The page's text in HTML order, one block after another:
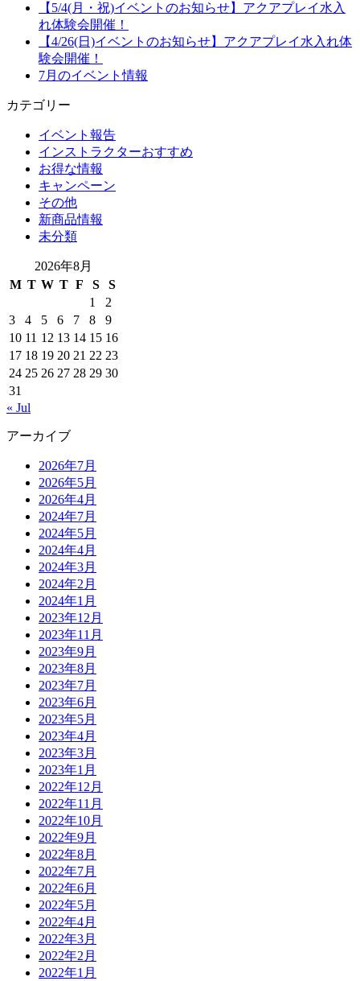
【5/4(月・祝)イベントのお知らせ】アクアプレイ水入
れ体験会開催！
【4/26(日)イベントのお知らせ】アクアプレイ水入れ体
験会開催！
7月のイベント情報
カテゴリー
イベント報告
インストラクターおすすめ
お得な情報
キャンペーン
その他
新商品情報
未分類
2026年8月
M T W T F S
S
1
2
3
4 5 6 7 8
9
10 11 12 13 14 15 16
17 18 19 20 21 22 23
24 25 26 27 28 29 30
31
« Jul
アーカイブ
2026年7月
2026年5月
2026年4月
2024年7月
2024年5月
2024年4月
2024年3月
2024年2月
2024年1月
2023年12月
2023年11月
2023年9月
2023年8月
2023年7月
2023年6月
2023年5月
2023年4月
2023年3月
2023年1月
2022年12月
2022年11月
2022年10月
2022年9月
2022年8月
2022年7月
2022年6月
2022年5月
2022年4月
2022年3月
2022年2月
2022年1月